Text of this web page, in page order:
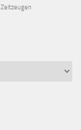
Zeitzeugen